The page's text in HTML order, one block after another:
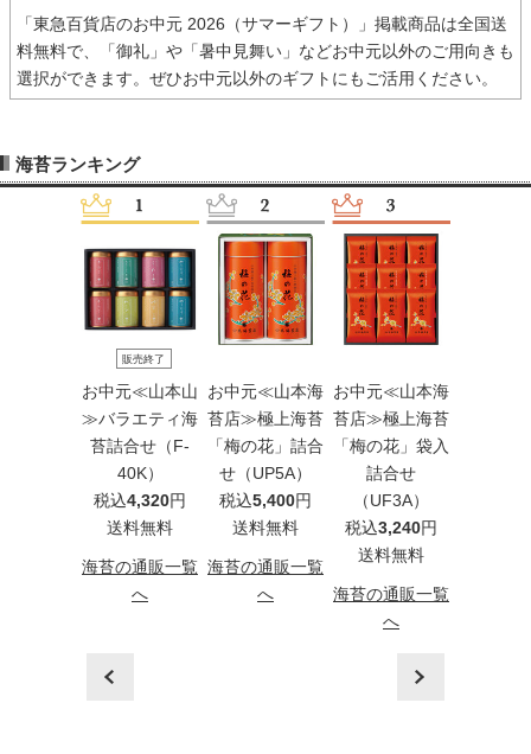
「東急百貨店のお中元 2026（サマーギフト）」掲載商品は全国送
料無料で、「御礼」や「暑中見舞い」などお中元以外のご用向きも
選択ができます。ぜひお中元以外のギフトにもご活用ください。
海苔ランキング
販売終了
お中元≪山本山
≫バラエティ海
苔詰合せ（F-
40K）
税込4,320円
送料無料
海苔の通販一覧
へ
お中元≪山本海
苔店≫極上海苔
「梅の花」詰合
せ（UP5A）
税込5,400円
送料無料
海苔の通販一覧
へ
お中元≪山本海
苔店≫極上海苔
「梅の花」袋入
詰合せ
（UF3A）
税込3,240円
送料無料
海苔の通販一覧
へ
prev next